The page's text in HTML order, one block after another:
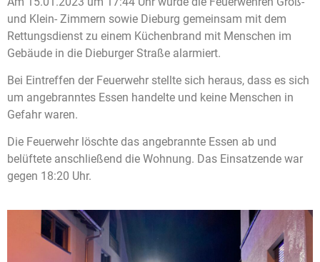
und Klein- Zimmern sowie Dieburg gemeinsam mit dem
Rettungsdienst zu einem Küchenbrand mit Menschen im
Gebäude in die Dieburger Straße alarmiert.
Bei Eintreffen der Feuerwehr stellte sich heraus, dass es sich
um angebranntes Essen handelte und keine Menschen in
Gefahr waren.
Die Feuerwehr löschte das angebrannte Essen ab und
belüftete anschließend die Wohnung. Das Einsatzende war
gegen 18:20 Uhr.